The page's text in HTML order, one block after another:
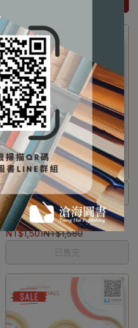
⛔書籍商品一經拆除膠膜，除非
瑕疵換書不提供退貨與退款
✅訂購數量5本以上另有優惠，請
洽LINE客服訂購
Principles of Fraud
Examination 4/e [Wells]
9781118582886
NT$1,501NT$1,580
已售完